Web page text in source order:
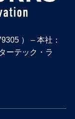
） – 本社：
ーテック・ラ